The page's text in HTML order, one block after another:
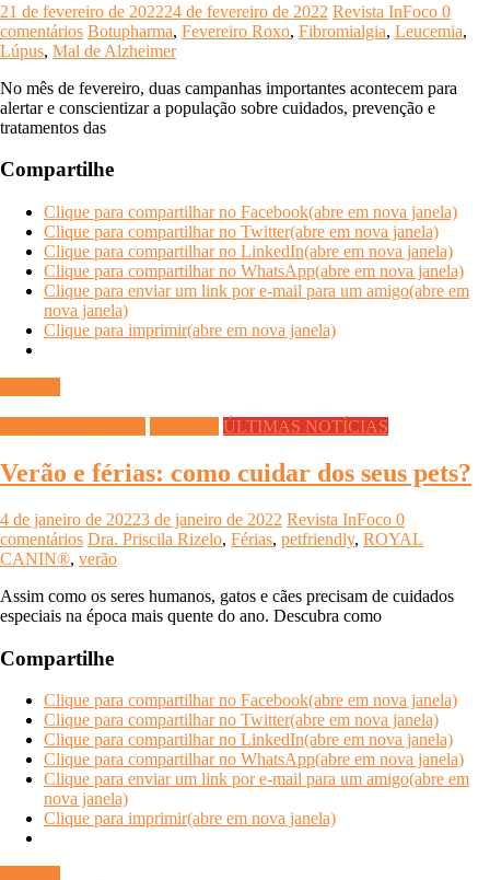
21 de fevereiro de 202224 de fevereiro de 2022 Revista InFoco 0
comentários Botupharma, Fevereiro Roxo, Fibromialgia, Leucemia,
Lúpus, Mal de Alzheimer
No mês de fevereiro, duas campanhas importantes acontecem para
alertar e conscientizar a população sobre cuidados, prevenção e
tratamentos das
Compartilhe
Clique para compartilhar no Facebook(abre em nova janela)
Clique para compartilhar no Twitter(abre em nova janela)
Clique para compartilhar no LinkedIn(abre em nova janela)
Clique para compartilhar no WhatsApp(abre em nova janela)
Clique para enviar um link por e-mail para um amigo(abre em
nova janela)
Clique para imprimir(abre em nova janela)
ÚLTIMAS NOTÍCIAS
Verão e férias: como cuidar dos seus pets?
4 de janeiro de 20223 de janeiro de 2022 Revista InFoco 0
comentários Dra. Priscila Rizelo, Férias, petfriendly, ROYAL
CANIN®, verão
Assim como os seres humanos, gatos e cães precisam de cuidados
especiais na época mais quente do ano. Descubra como
Compartilhe
Clique para compartilhar no Facebook(abre em nova janela)
Clique para compartilhar no Twitter(abre em nova janela)
Clique para compartilhar no LinkedIn(abre em nova janela)
Clique para compartilhar no WhatsApp(abre em nova janela)
Clique para enviar um link por e-mail para um amigo(abre em
nova janela)
Clique para imprimir(abre em nova janela)